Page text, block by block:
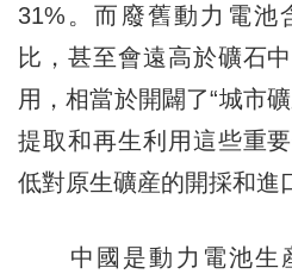
31%。而廢舊動力電池
比，甚至會遠高於礦石
用，相當於開闢了“城市
提取和再生利用這些重
低對原生礦産的開採和進
中國是動力電池生産